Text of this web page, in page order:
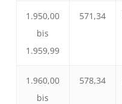
1.950,00
bis
1.959,99
571,34
1.960,00
bis
578,34